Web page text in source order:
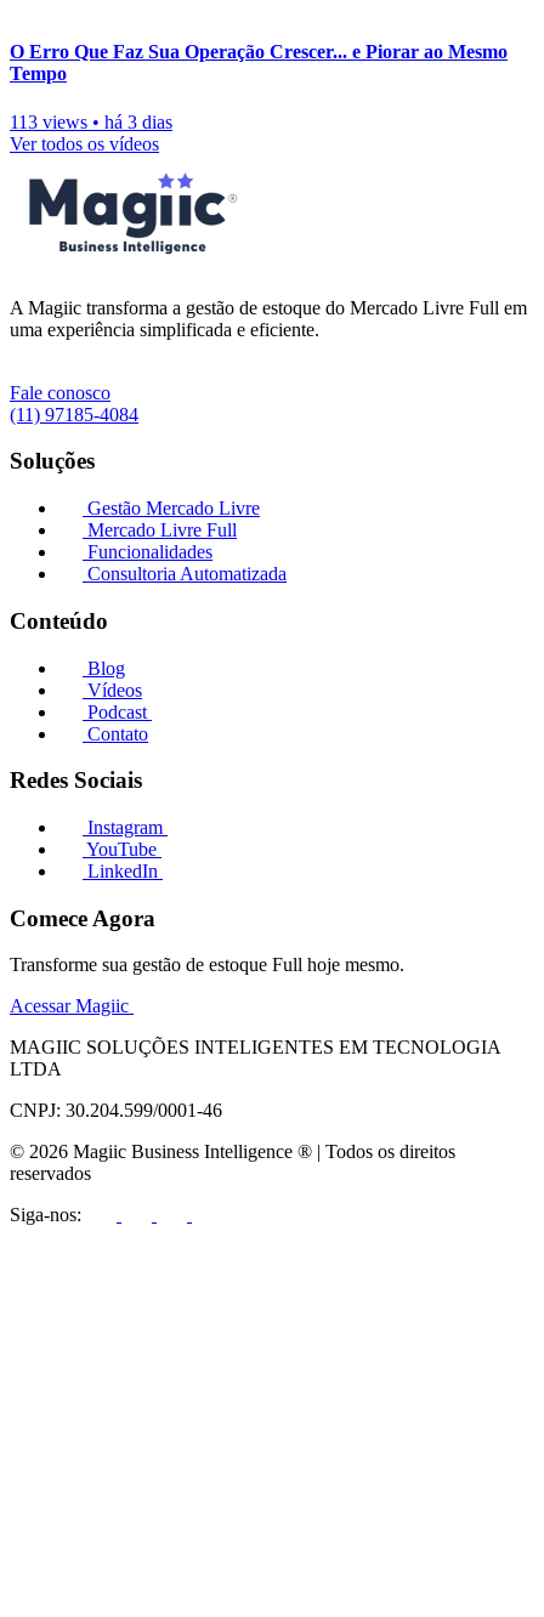
O Erro Que Faz Sua Operação Crescer... e Piorar ao Mesmo
Tempo
113 views • há 3 dias
Ver todos os vídeos
A Magiic transforma a gestão de estoque do Mercado Livre Full em
uma experiência simplificada e eficiente.
Fale conosco
(11) 97185-4084
Soluções
Gestão Mercado Livre
Mercado Livre Full
Funcionalidades
Consultoria Automatizada
Conteúdo
Blog
Vídeos
Podcast
Contato
Redes Sociais
Instagram
YouTube
LinkedIn
Comece Agora
Transforme sua gestão de estoque Full hoje mesmo.
Acessar Magiic
MAGIIC SOLUÇÕES INTELIGENTES EM TECNOLOGIA
LTDA
CNPJ: 30.204.599/0001-46
© 2026 Magiic Business Intelligence ® | Todos os direitos
reservados
Siga-nos: